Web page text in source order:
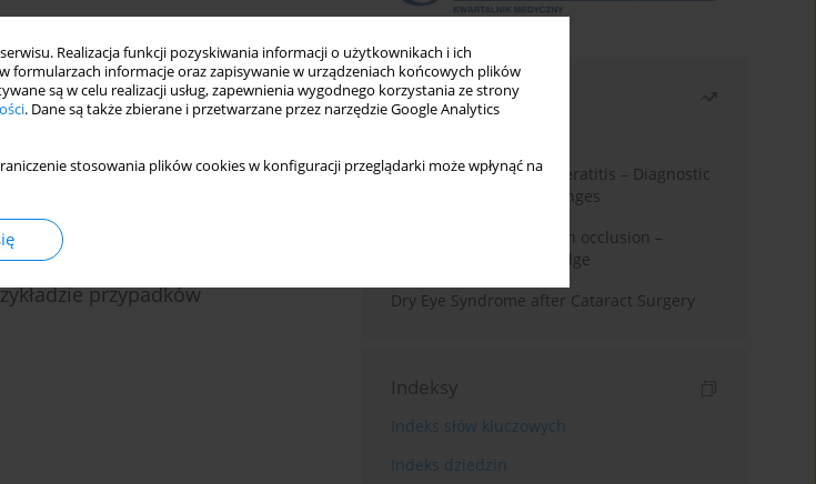
Realizacja funkcji pozyskiwania informacji o użytkownikach i ich
informacje oraz zapisywanie w urządzeniach końcowych plików
są w celu realizacji usług, zapewnienia wygodnego korzystania ze strony
. Dane są także zbierane i przetwarzane przez narzędzie Google Analytics
stosowania plików cookies w konfiguracji przeglądarki może wpłynąć na
cytomegalowirusem u
przypadków
Najczęściej czytane
Herpes Simplex Virus Keratitis – Diagnostic
and Therapeutic Challenges
Treatment of retinal vein occlusion –
current state of knowledge
Dry Eye Syndrome after Cataract Surgery
Indeksy
Indeks słów kluczowych
Indeks dziedzin